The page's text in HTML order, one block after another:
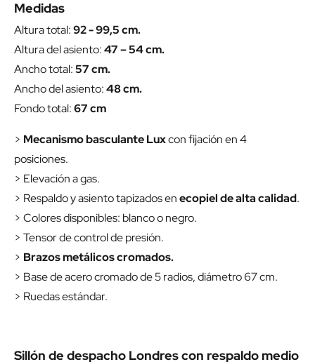
Medidas
Altura total:92 - 99,5 cm.
Altura del asiento:47 – 54 cm.
Ancho total:57 cm.
Ancho del asiento:48 cm.
Fondo total:67 cm
> Mecanismo basculante Luxcon fijación en 4
posiciones.
> Elevación a gas.
> Respaldo y asiento tapizados enecopiel de alta calidad.
> Colores disponibles: blanco o negro.
> Tensor de control de presión.
> Brazos metálicos cromados.
> Base de acero cromado de 5 radios, diámetro 67 cm.
> Ruedas estándar.
Sillón de despacho Londres con respaldo medio